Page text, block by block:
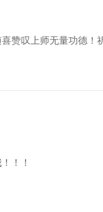
赞叹上师无量功德！
！！